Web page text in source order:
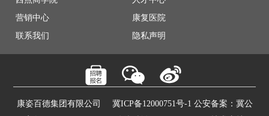
营销中心
康复医院
联系我们
隐私声明
康姿百德集团有限公司
冀ICP备12000751号-1 公安备案：冀公